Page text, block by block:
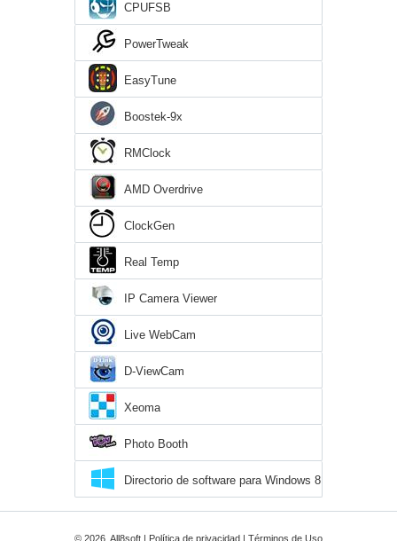
CPUFSB
PowerTweak
EasyTune
Boostek-9x
RMClock
AMD Overdrive
ClockGen
Real Temp
IP Camera Viewer
Live WebCam
D-ViewCam
Xeoma
Photo Booth
Directorio de software para Windows 8
© 2026, All8soft | Política de privacidad | Términos de Uso